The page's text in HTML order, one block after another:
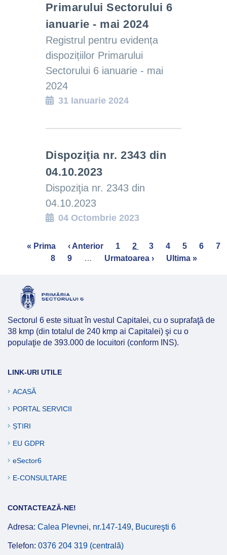
Primarului Sectorului 6
ianuarie - mai 2024
Registrul pentru evidența
dispozițiilor Primarului
Sectorului 6 ianuarie - mai
2024
31 Ianuarie 2024
Dispoziţia nr. 2343 din
04.10.2023
Dispoziţia nr. 2343 din
04.10.2023
04 Octombrie 2023
Pagination
First
« Prima
Previous
page
‹ Anterior Page
1
Current
page
2 Page
3 Page
4 Page
5 Page
6
7
Page
8 Page
9 …
Next
Urmatoarea ›
Last
Ultima »
Sectorul 6 este situat în vestul Capitalei, cu o suprafaţă de
38 kmp (din totalul de 240 kmp ai Capitalei) şi cu o
populaţie de 393.000 de locuitori (conform INS).
LINK-URI UTILE
ACASĂ
PORTAL SERVICII
ȘTIRI
EU GDPR
eSector6
E-CONSULTARE
CONTACTEAZĂ-NE!
Adresa: Calea Plevnei, nr.147-149, Bucureşti 6
Telefon: 0376 204 319 (centrală)